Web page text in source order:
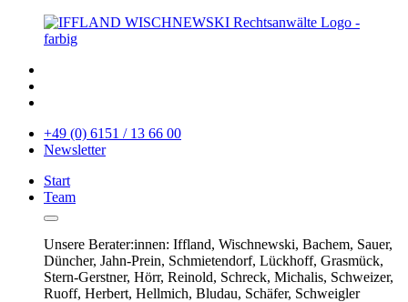
+49 (0) 6151 / 13 66 00
Newsletter
Start
Team
Unsere Berater:innen: Iffland, Wischnewski, Bachem, Sauer,
Düncher, Jahn-Prein, Schmietendorf, Lückhoff, Grasmück,
Stern-Gerstner, Hörr, Reinold, Schreck, Michalis, Schweizer,
Ruoff, Herbert, Hellmich, Bludau, Schäfer, Schweigler